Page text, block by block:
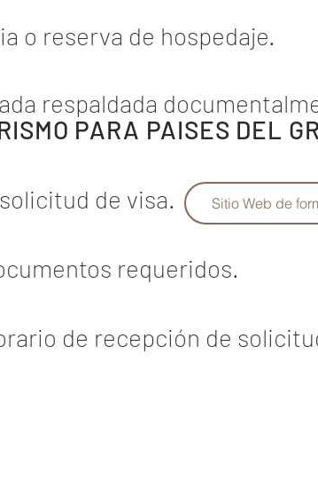
o reserva de hospedaje.
respaldada
PARA PAISES DEL
de visa.
requeridos.
de recepción de
Sitio Web de